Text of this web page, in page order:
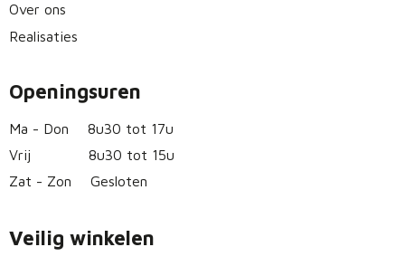
Over ons
Realisaties
Openingsuren
Ma - Don
8u30 tot 17u
Vrij
8u30 tot 15u
Zat - Zon
Gesloten
Veilig winkelen